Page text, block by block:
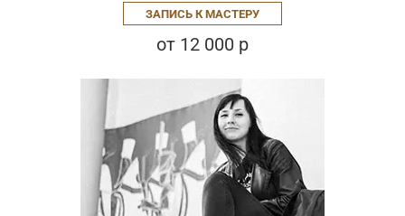
ЗАПИСЬ К МАСТЕРУ
от 12 000 р